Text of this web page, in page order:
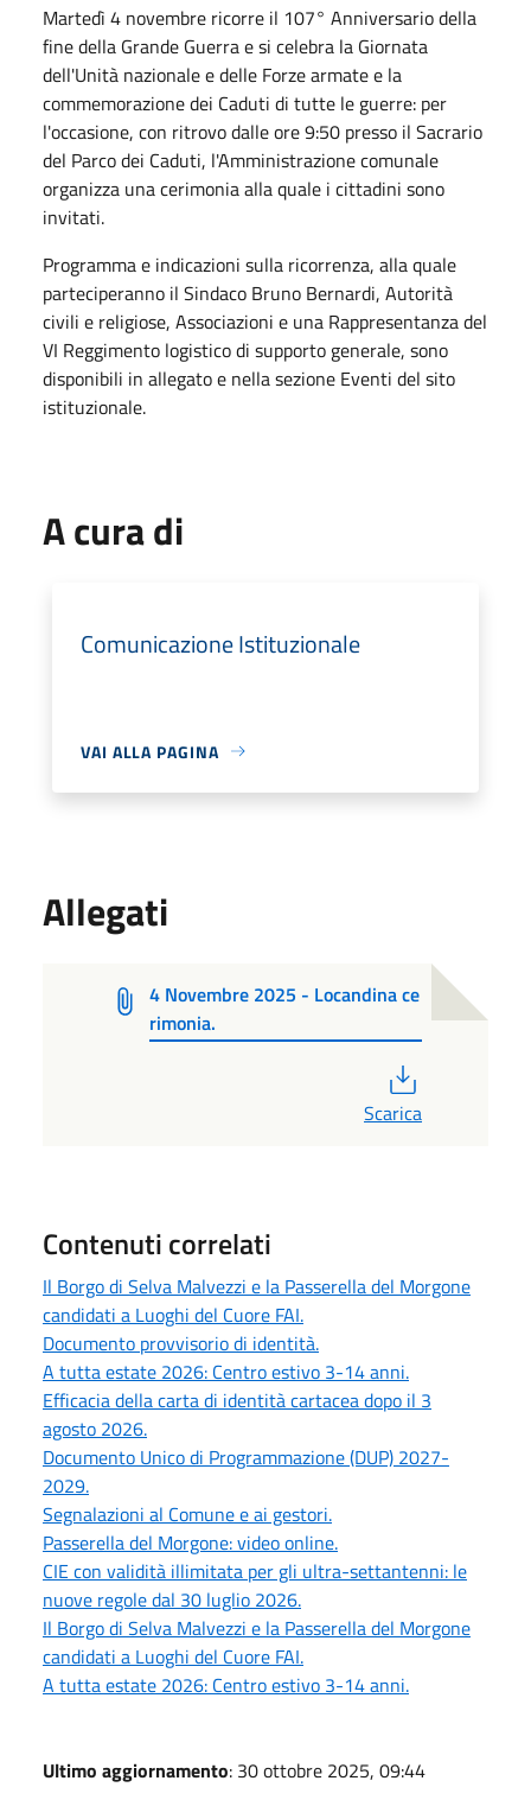
Martedì 4 novembre ricorre il 107° Anniversario della
fine della Grande Guerra e si celebra la Giornata
dell'Unità nazionale e delle Forze armate e la
commemorazione dei Caduti di tutte le guerre: per
l'occasione, con ritrovo dalle ore 9:50 presso il Sacrario
del Parco dei Caduti, l'Amministrazione comunale
organizza una cerimonia alla quale i cittadini sono
invitati.
Programma e indicazioni sulla ricorrenza, alla quale
parteciperanno il Sindaco Bruno Bernardi, Autorità
civili e religiose, Associazioni e una Rappresentanza del
VI Reggimento logistico di supporto generale, sono
disponibili in allegato e nella sezione Eventi del sito
istituzionale.
A cura di
Comunicazione Istituzionale
VAI ALLA PAGINA
Allegati
4 Novembre 2025 - Locandina ce
rimonia.
Scarica
Contenuti correlati
Il Borgo di Selva Malvezzi e la Passerella del Morgone
candidati a Luoghi del Cuore FAI.
Documento provvisorio di identità.
A tutta estate 2026: Centro estivo 3-14 anni.
Efficacia della carta di identità cartacea dopo il 3
agosto 2026.
Documento Unico di Programmazione (DUP) 2027-
2029.
Segnalazioni al Comune e ai gestori.
Passerella del Morgone: video online.
CIE con validità illimitata per gli ultra-settantenni: le
nuove regole dal 30 luglio 2026.
Il Borgo di Selva Malvezzi e la Passerella del Morgone
candidati a Luoghi del Cuore FAI.
A tutta estate 2026: Centro estivo 3-14 anni.
Ultimo aggiornamento: 30 ottobre 2025, 09:44